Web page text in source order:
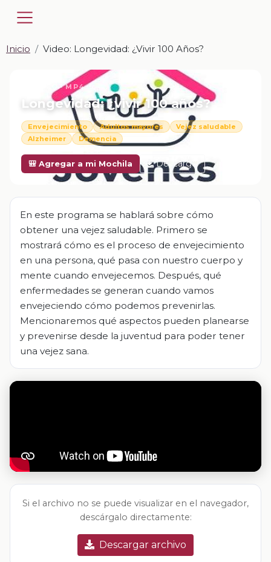
Inicio Video: Longevidad: ¿vivir 100 Años?
📎 VIDEO · MP4
Longevidad: ¿vivir 100 años?
Envejecimiento Adultos mayores
Vejez saludable
Alzheimer
Demencia
🎒 Agregar a mi Mochila Descargar
En este programa se hablará sobre cómo
obtener una vejez saludable. Primero se
mostrará cómo es el proceso de envejecimiento
en una persona, qué pasa con nuestro cuerpo y
mente cuando envejecemos. Después, qué
enfermedades se generan cuando vamos
envejeciendo cómo podemos prevenirlas.
Mencionaremos qué aspectos pueden planearse
y prevenirse desde la juventud para poder tener
una vejez sana.
Si el archivo no se puede visualizar en el navegador,
descárgalo directamente:
Descargar archivo